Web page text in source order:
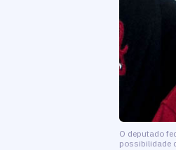
O deputado
possibilidade